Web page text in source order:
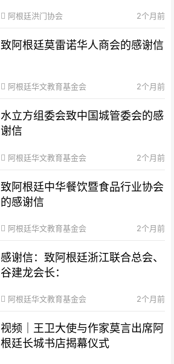
阿根廷洪门协会 2个月前
致阿根廷莫雷诺华人商会的感谢信
阿根廷华文教育基金会 2个月前
水立方组委会致中国城管委会的感
谢信
阿根廷华文教育基金会 2个月前
致阿根廷中华餐饮暨食品行业协会
的感谢信
阿根廷华文教育基金会 2个月前
感谢信：致阿根廷浙江联合总会、
谷建龙会长：
阿根廷华文教育基金会 2个月前
视频｜王卫大使与作家莫言出席阿
根廷长城书店揭幕仪式